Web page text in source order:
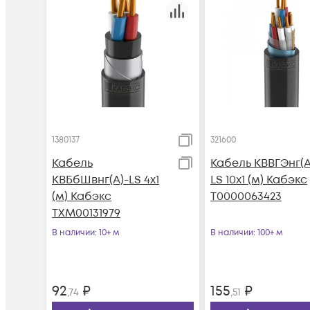
1380137
Кабель
КВБбШвнг(А)-LS 4х1
(м) Кабэкс
ТХМ00131979
В наличии: 10+ м
92,74 ₽
321600
Кабель
LS 10х1 (м) Кабэкс
Т0000063423
В наличии: 100+ м
155,51 ₽